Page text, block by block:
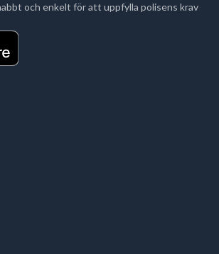
och enkelt för att uppfylla polisens krav